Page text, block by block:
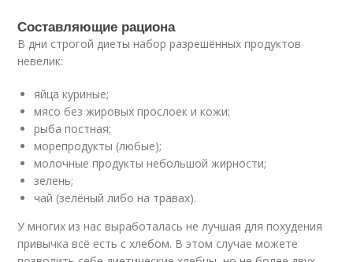
Составляющие рациона
В дни строгой диеты набор разрешённых продуктов
невелик:
яйца куриные;
мясо без жировых прослоек и кожи;
рыба постная;
морепродукты (любые);
молочные продукты небольшой жирности;
зелень;
чай (зелёный либо на травах).
У многих из нас выработалась не лучшая для похудения
привычка всё есть с хлебом. В этом случае можете